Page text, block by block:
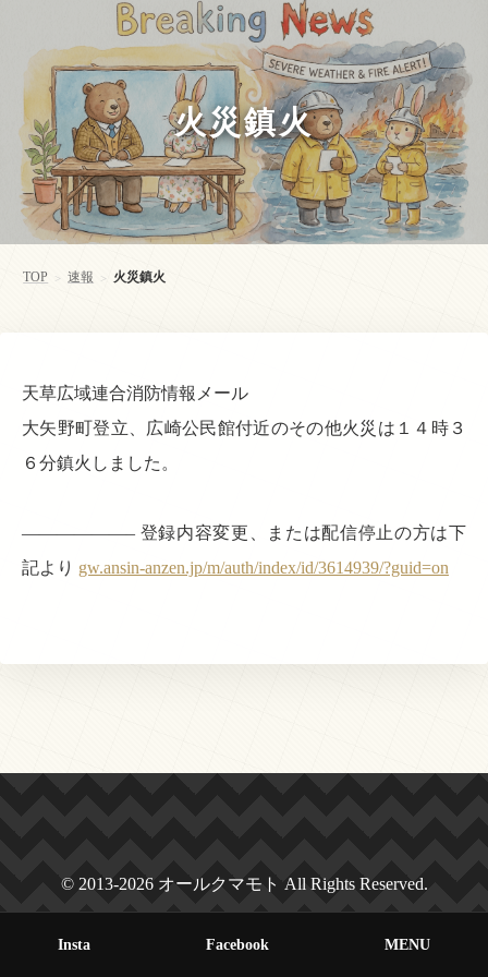
火災鎮火
TOP > 速報 > 火災鎮火
天草広域連合消防情報メール
大矢野町登立、広崎公民館付近のその他火災は１４時３
６分鎮火しました。
——————– 登録内容変更、または配信停止の方は下
記より gw.ansin-anzen.jp/m/auth/index/id/3614939/?guid=on
© 2013-2026 オールクマモト All Rights Reserved.
Insta Facebook MENU